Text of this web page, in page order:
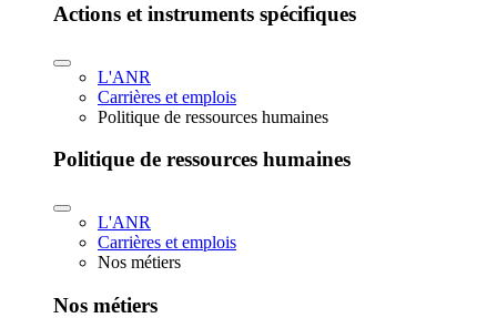
Actions et instruments spécifiques
L'ANR
Carrières et emplois
Politique de ressources humaines
Politique de ressources humaines
L'ANR
Carrières et emplois
Nos métiers
Nos métiers